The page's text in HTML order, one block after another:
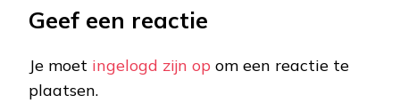
Geef een reactie
Je moet ingelogd zijn op om een reactie te
plaatsen.